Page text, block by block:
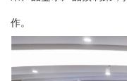
作。